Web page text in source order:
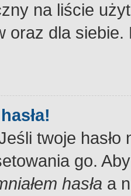
na liście
oraz dla
twoje
go.
hasła a